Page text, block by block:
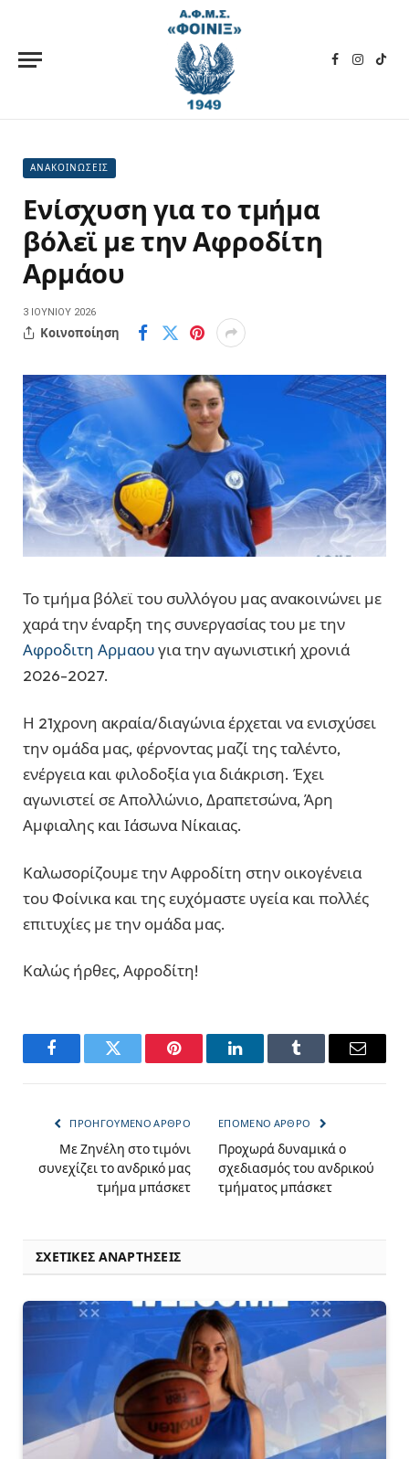
Facebook
ΑΝΑΚΟΙΝΩΣΕΙΣ
Ενίσχυση για το τμήμα
βόλεϊ με την Αφροδίτη
Αρμάου
3 ΙΟΥΝΊΟΥ 2026
Κοινοποίηση
Το τμήμα βόλεϊ του συλλόγου μας ανακοινώνει με
χαρά την έναρξη της συνεργασίας του με την
Αφροδιτη Αρμαουγια την αγωνιστική χρονιά
2026-2027.
Η 21χρονη ακραία/διαγώνια έρχεται να ενισχύσει
την ομάδα μας, φέρνοντας μαζί της ταλέντο,
ενέργεια και φιλοδοξία για διάκριση. Έχει
αγωνιστεί σε Απολλώνιο, Δραπετσώνα, Άρη
Αμφιαλης και Ιάσωνα Νίκαιας.
Καλωσορίζουμε την Αφροδίτη στην οικογένεια
του Φοίνικα και της ευχόμαστε υγεία και πολλές
επιτυχίες με την ομάδα μας.
Καλώς ήρθες, Αφροδίτη!
FacebookTwitter Pinterest LinkedInTumblr Email
ΠΡΟΗΓΟΎΜΕΝΟ ΆΡΘΡΟ
Με Ζηνέλη στο τιμόνι
συνεχίζει το ανδρικό μας
τμήμα μπάσκετ
ΕΠΌΜΕΝΟ ΆΡΘΡΟ
Προχωρά δυναμικά ο
σχεδιασμός του ανδρικού
τμήματος μπάσκετ
ΣΧΕΤΙΚΈΣ ΑΝΑΡΤΉΣΕΙΣ